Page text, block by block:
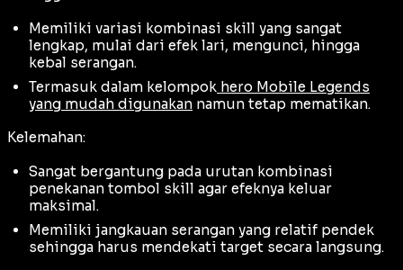
Memiliki variasi kombinasi skill yang sangat
lengkap, mulai dari efek lari, mengunci, hingga
kebal serangan.
Termasuk dalam kelompok hero Mobile Legends
yang mudah digunakan namun tetap mematikan.
Kelemahan:
Sangat bergantung pada urutan kombinasi
penekanan tombol skill agar efeknya keluar
maksimal.
Memiliki jangkauan serangan yang relatif pendek
sehingga harus mendekati target secara langsung.